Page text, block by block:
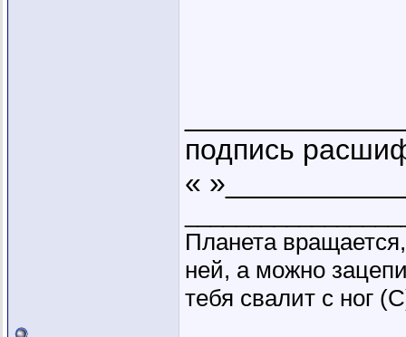
подпись
«
Планета
ней, а можно
тебя свалит с ног